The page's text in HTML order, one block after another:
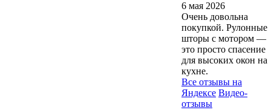
6 мая 2026
Очень довольна
покупкой. Рулонные
шторы с мотором —
это просто спасение
для высоких окон на
кухне.
Все отзывы на
Яндексе Видео-
отзывы